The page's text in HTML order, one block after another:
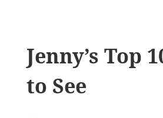
Jenny’s Top
to See